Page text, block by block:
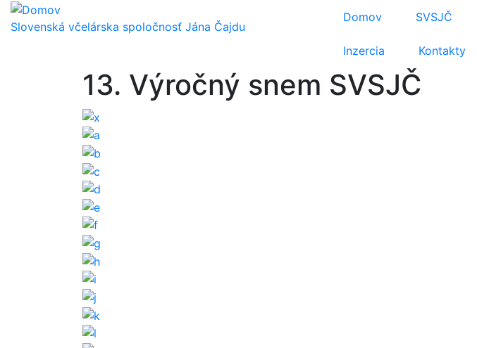
Skočiť
naSlovenská včelárska spoločnosť Jána Čajdu
Domov SVSJČ
Inzercia Kontakty
13. Výročný snem SVSJČ